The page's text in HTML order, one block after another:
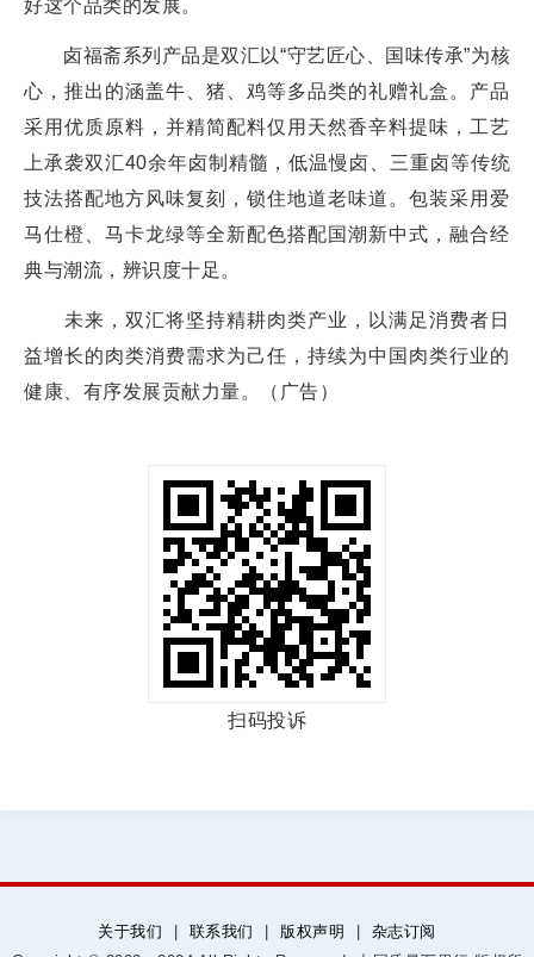
好这个品类的发展。
卤福斋系列产品是双汇以“守艺匠心、国味传承”为核
心，推出的涵盖牛、猪、鸡等多品类的礼赠礼盒。产品
采用优质原料，并精简配料仅用天然香辛料提味，工艺
上承袭双汇40余年卤制精髓，低温慢卤、三重卤等传统
技法搭配地方风味复刻，锁住地道老味道。包装采用爱
马仕橙、马卡龙绿等全新配色搭配国潮新中式，融合经
典与潮流，辨识度十足。
未来，双汇将坚持精耕肉类产业，以满足消费者日
益增长的肉类消费需求为己任，持续为中国肉类行业的
健康、有序发展贡献力量。（广告）
扫码投诉
关于我们 联系我们 版权声明
杂志订阅